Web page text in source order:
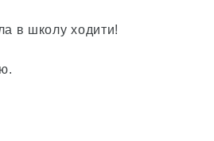
в школу ходити!